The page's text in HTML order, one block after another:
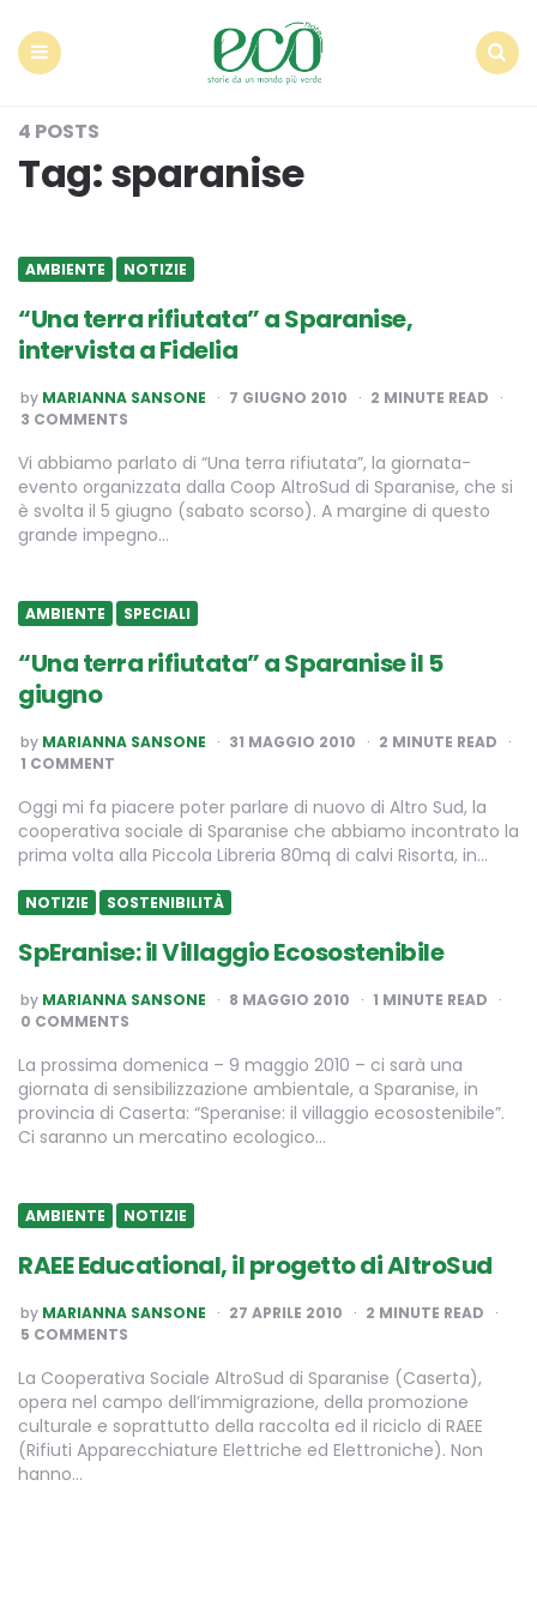
4 POSTS
Tag:sparanise
AMBIENTE NOTIZIE
“Una terra rifiutata” a Sparanise,
intervista a Fidelia
POSTED
BY
by MARIANNA SANSONE 7 GIUGNO 2010 2 MINUTE READ
3 COMMENTS
Vi abbiamo parlato di “Una terra rifiutata”, la giornata-
evento organizzata dalla Coop AltroSud di Sparanise, che si
è svolta il 5 giugno (sabato scorso). A margine di questo
grande impegno…
AMBIENTE SPECIALI
“Una terra rifiutata” a Sparanise il 5
giugno
POSTED
BY
by MARIANNA SANSONE 31 MAGGIO 2010 2 MINUTE READ
1 COMMENT
Oggi mi fa piacere poter parlare di nuovo di Altro Sud, la
cooperativa sociale di Sparanise che abbiamo incontrato la
prima volta alla Piccola Libreria 80mq di calvi Risorta, in…
NOTIZIE SOSTENIBILITÀ
SpEranise: il Villaggio Ecosostenibile
POSTED
BY
by MARIANNA SANSONE 8 MAGGIO 2010 1 MINUTE READ
0 COMMENTS
La prossima domenica – 9 maggio 2010 – ci sarà una
giornata di sensibilizzazione ambientale, a Sparanise, in
provincia di Caserta: “Speranise: il villaggio ecosostenibile”.
Ci saranno un mercatino ecologico…
AMBIENTE NOTIZIE
RAEE Educational, il progetto di AltroSud
POSTED
BY
by MARIANNA SANSONE 27 APRILE 2010 2 MINUTE READ
5 COMMENTS
La Cooperativa Sociale AltroSud di Sparanise (Caserta),
opera nel campo dell’immigrazione, della promozione
culturale e soprattutto della raccolta ed il riciclo di RAEE
(Rifiuti Apparecchiature Elettriche ed Elettroniche). Non
hanno…